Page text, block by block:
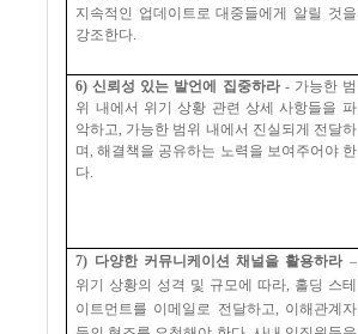
지속적인 업데이트로 대중들에게 알릴 것을
강조한다.
6)신뢰성 있는 발언에 집중하라- 가능한 범
위 내에서 위기 상황 관련 상세 사항들을 파
악하고, 가능한 범위 내에서 진실되게 전달하
며,해결책을 공유하는 노력을 보여주어야 한
다.
7) 다양한 커뮤니케이션 채널을 활용하라 –
위기 상황의 성격 및 규모에 따라, 홀딩 스테
이트먼트를 이메일로 전달하고, 이해관계자